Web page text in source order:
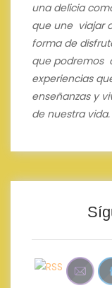
una delicia
que une viajar
forma de
que podremos
experiencias
enseñanzas y
de nuestra vida.